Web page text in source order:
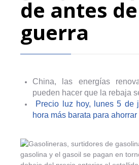
de antes
guerra
China, las energías
pueden hacer que la rebaja
Precio luz hoy, lunes 5 de
hora más barata para
gasolina y el gasoil se pagan en